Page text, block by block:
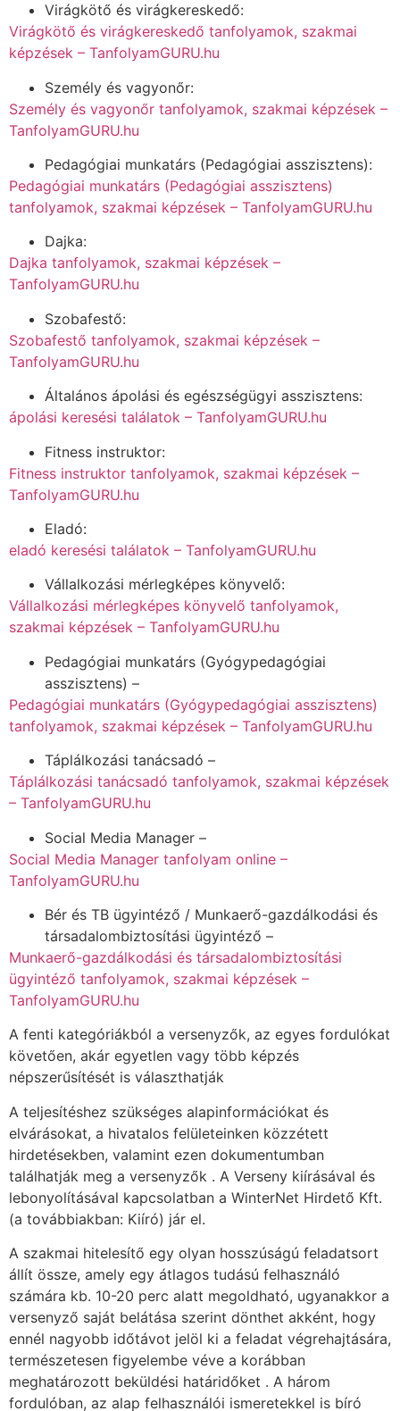
Virágkötő és virágkereskedő:
Virágkötő és virágkereskedő tanfolyamok, szakmai
képzések – TanfolyamGURU.hu
Személy és vagyonőr:
Személy és vagyonőr tanfolyamok, szakmai képzések –
TanfolyamGURU.hu
Pedagógiai munkatárs (Pedagógiai asszisztens):
Pedagógiai munkatárs (Pedagógiai asszisztens)
tanfolyamok, szakmai képzések – TanfolyamGURU.hu
Dajka:
Dajka tanfolyamok, szakmai képzések –
TanfolyamGURU.hu
Szobafestő:
Szobafestő tanfolyamok, szakmai képzések –
TanfolyamGURU.hu
Általános ápolási és egészségügyi asszisztens:
ápolási keresési találatok – TanfolyamGURU.hu
Fitness instruktor:
Fitness instruktor tanfolyamok, szakmai képzések –
TanfolyamGURU.hu
Eladó:
eladó keresési találatok – TanfolyamGURU.hu
Vállalkozási mérlegképes könyvelő:
Vállalkozási mérlegképes könyvelő tanfolyamok,
szakmai képzések – TanfolyamGURU.hu
Pedagógiai munkatárs (Gyógypedagógiai
asszisztens) –
Pedagógiai munkatárs (Gyógypedagógiai asszisztens)
tanfolyamok, szakmai képzések – TanfolyamGURU.hu
Táplálkozási tanácsadó –
Táplálkozási tanácsadó tanfolyamok, szakmai képzések
– TanfolyamGURU.hu
Social Media Manager –
Social Media Manager tanfolyam online –
TanfolyamGURU.hu
Bér és TB ügyintéző / Munkaerő-gazdálkodási és
társadalombiztosítási ügyintéző –
Munkaerő-gazdálkodási és társadalombiztosítási
ügyintéző tanfolyamok, szakmai képzések –
TanfolyamGURU.hu
A fenti kategóriákból a versenyzők, az egyes fordulókat
követően, akár egyetlen vagy több képzés
népszerűsítését is választhatják
A teljesítéshez szükséges alapinformációkat és
elvárásokat, a hivatalos felületeinken közzétett
hirdetésekben, valamint ezen dokumentumban
találhatják meg a versenyzők . A Verseny kiírásával és
lebonyolításával kapcsolatban a WinterNet Hirdető Kft.
(a továbbiakban: Kiíró) jár el.
A szakmai hitelesítő egy olyan hosszúságú feladatsort
állít össze, amely egy átlagos tudású felhasználó
számára kb. 10-20 perc alatt megoldható, ugyanakkor a
versenyző saját belátása szerint dönthet akként, hogy
ennél nagyobb időtávot jelöl ki a feladat végrehajtására,
természetesen figyelembe véve a korábban
meghatározott beküldési határidőket . A három
fordulóban, az alap felhasználói ismeretekkel is bíró